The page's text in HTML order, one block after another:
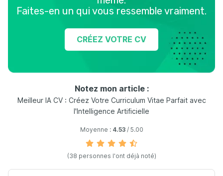
Faites-en un qui vous ressemble vraiment.
CRÉEZ VOTRE CV
Notez mon article :
Meilleur IA CV : Créez Votre Curriculum Vitae Parfait avec
l'Intelligence Artificielle
Moyenne : 4.53/ 5.00
(38 personnes l'ont déjà noté)